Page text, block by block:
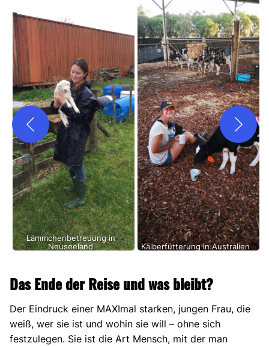
Kälberfütterung in Australien Gestüt in Australien
Das Ende der Reise und was bleibt?
Der Eindruck einer MAXImal starken, jungen Frau, die
weiß, wer sie ist und wohin sie will – ohne sich
festzulegen. Sie ist die Art Mensch, mit der man